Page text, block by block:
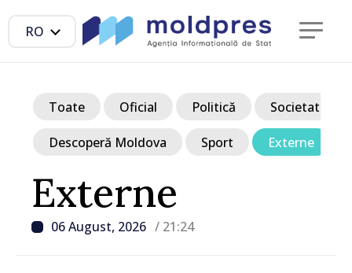
RO
Externe
06 August, 2026 / 21:24
Toate Oficial Politică Societate
Descoperă Moldova Sport Externe